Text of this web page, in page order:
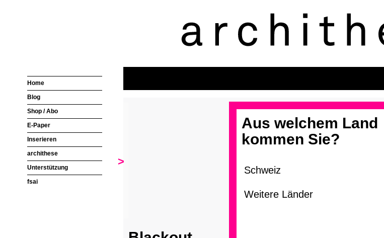
Aus welchem Land
kommen Sie?
>
Home
Blog
Shop / Abo
E-Paper
Inserieren
archithese
Unterstützung
fsai